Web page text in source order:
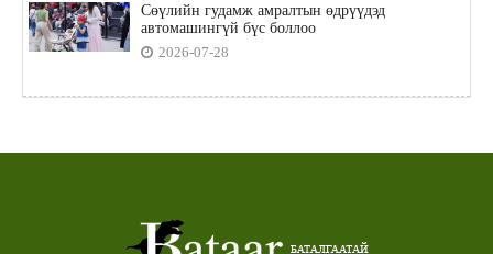
Сөүлийн гудамж амралтын өдрүүдэд
автомашингүй бүс боллоо
2026-07-28